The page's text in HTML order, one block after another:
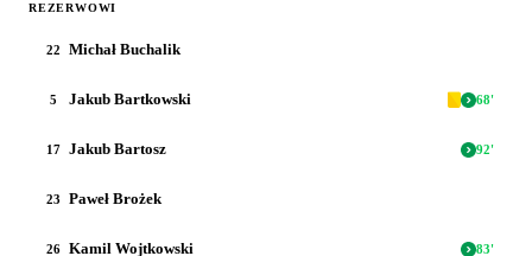
REZERWOWI
22 Michał Buchalik
5 Jakub Bartkowski 68'
17 Jakub Bartosz 92'
23 Paweł Brożek
26 Kamil Wojtkowski 83'